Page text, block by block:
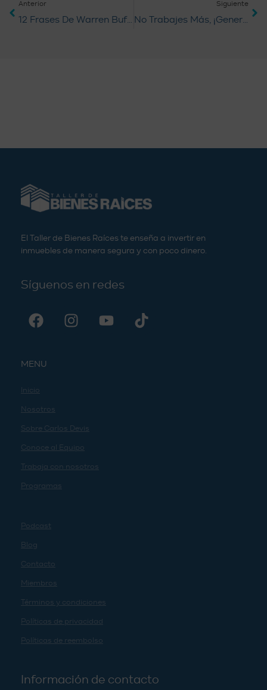
Anterior
12 Frases De Warren Buffett Sobre Inversión En Bienes Raíces
Siguiente
No Trabajes Más, ¡genera Ingresos Pasivos!
El Taller de Bienes Raíces te enseña a invertir en
inmuebles de manera segura y con poco dinero.
Síguenos en redes
MENU
Inicio
Nosotros
Sobre Carlos Devis
Conoce al Equipo
Trabaja con nosotros
Programas
Podcast
Blog
Contacto
Miembros
Términos y condiciones
Políticas de privacidad
Políticas de reembolso
Información de contacto